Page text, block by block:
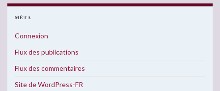
MÉTA
Connexion
Flux des publications
Flux des commentaires
Site de WordPress-FR